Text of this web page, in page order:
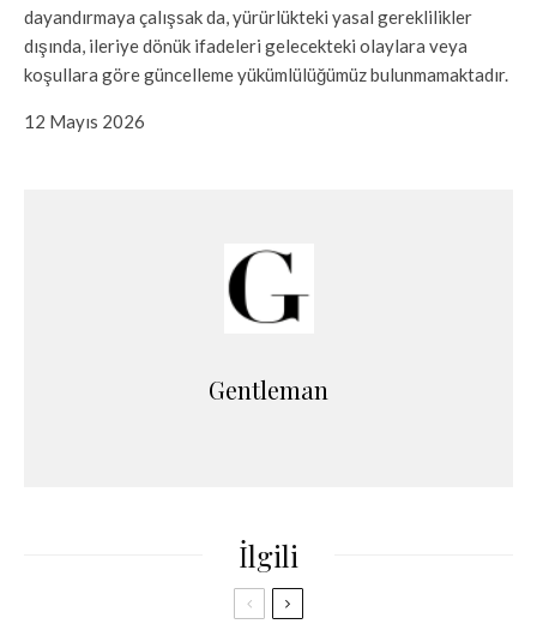
dayandırmaya çalışsak da, yürürlükteki yasal gereklilikler
dışında, ileriye dönük ifadeleri gelecekteki olaylara veya
koşullara göre güncelleme yükümlülüğümüz bulunmamaktadır.
12 Mayıs 2026
Gentleman
İlgili